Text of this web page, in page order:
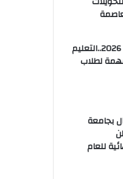
تنسيق الجامعات 2026..التعليم
مهمة لطلاب
بجامعة
للعام